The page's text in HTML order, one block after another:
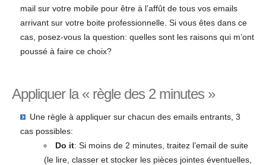
mail sur votre mobile pour être à l’affût de tous vos emails
arrivant sur votre boite professionnelle. Si vous êtes dans ce
cas, posez-vous la question: quelles sont les raisons qui m’ont
poussé à faire ce choix?
Appliquer la « règle des 2 minutes »
Une règle à appliquer sur chacun des emails entrants, 3
cas possibles:
Do it: Si moins de 2 minutes, traitez l’email de suite
(le lire, classer et stocker les pièces jointes éventuelles,